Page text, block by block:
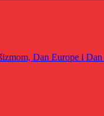
Dan Europe i